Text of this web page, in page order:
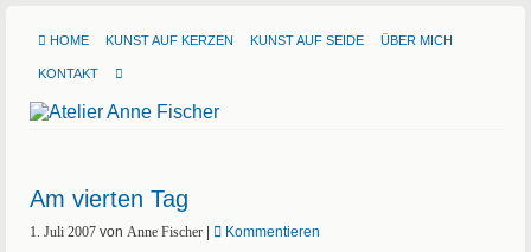
HOME KUNST AUF KERZEN KUNST AUF SEIDE ÜBER MICH
KONTAKT
Am vierten Tag
1. Juli 2007 von Anne Fischer Kommentieren